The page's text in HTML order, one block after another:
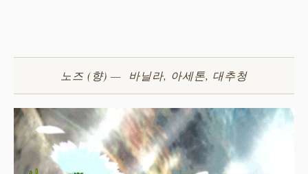
노즈 (향) — 바닐라, 아세톤, 대추청